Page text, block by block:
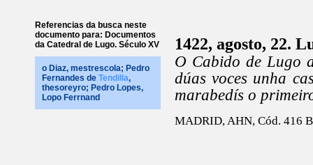
Referencias da busca neste
documento para: Documentos
da Catedral de Lugo. Século XV
o Diaz, mestrescola; Pedro
Fernandes de Tendilla,
thesoreyro; Pedro Lopes,
Lopo Ferrnand
1422, agosto, 22.
O Cabido de Lugo
dúas voces unha
marabedís o
MADRID, AHN, Cód. 416